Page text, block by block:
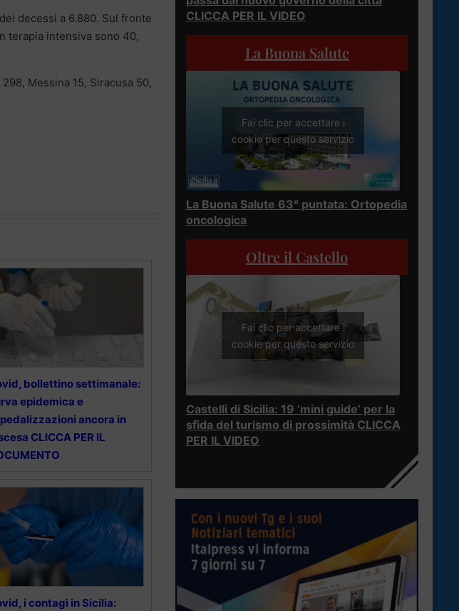
decessi a 6.880. Sul fronte
terapia intensiva sono 40,
Messina 15, Siracusa 50,
bollettino settimanale:
epidemica e
ancora in
CLICCA PER IL
i contagi in Sicilia:
CLICCA PER IL VIDEO
La Buona Salute
Fai clic per accettare i
cookie per questo servizio
La Buona Salute 63° puntata: Ortopedia
oncologica
Oltre il Castello
Fai clic per accettare i
cookie per questo servizio
Castelli di Sicilia: 19 ‘mini guide’ per la
sfida del turismo di prossimità CLICCA
PER IL VIDEO